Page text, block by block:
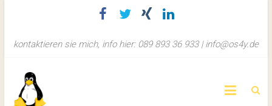
kontaktieren sie mich, info hier: 089 893 36 933 | info@os4y.de